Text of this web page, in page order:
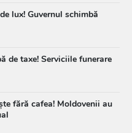
lux! Guvernul schimbă
de taxe! Serviciile funerare
fără cafea! Moldovenii au